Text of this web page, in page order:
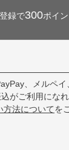
録で300ポイ
、メルペイ
がご利用になれ
方法についてを